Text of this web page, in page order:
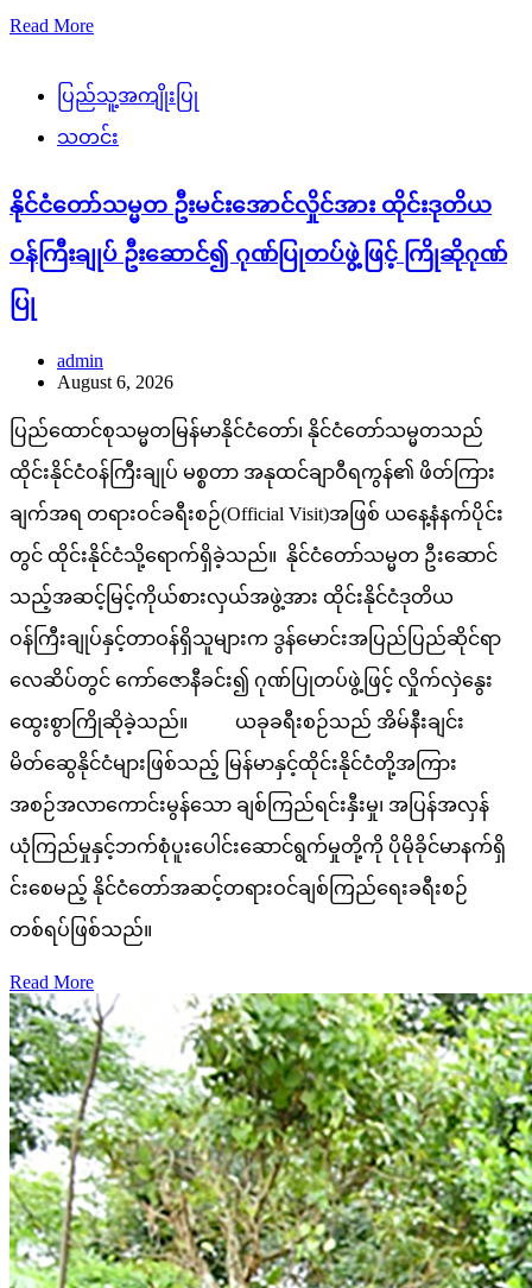
Read More
ပြည်သူ့အကျိုးပြု
သတင်း
နိုင်ငံတော်သမ္မတ ဦးမင်းအောင်လှိုင်အား ထိုင်းဒုတိယ
ဝန်ကြီးချုပ် ဦးဆောင်၍ ဂုဏ်ပြုတပ်ဖွဲ့ဖြင့် ကြိုဆိုဂုဏ်
ပြု
admin
August 6, 2026
ပြည်ထောင်စုသမ္မတမြန်မာနိုင်ငံတော်၊ နိုင်ငံတော်သမ္မတသည်
ထိုင်းနိုင်ငံဝန်ကြီးချုပ် မစ္စတာ အနုထင်ချာဝီရကွန်၏ ဖိတ်ကြား
ချက်အရ တရားဝင်ခရီးစဉ်(Official Visit)အဖြစ် ယနေ့နံနက်ပိုင်း
တွင် ထိုင်းနိုင်ငံသို့ရောက်ရှိခဲ့သည်။ နိုင်ငံတော်သမ္မတ ဦးဆောင်
သည့်အဆင့်မြင့်ကိုယ်စားလှယ်အဖွဲ့အား ထိုင်းနိုင်ငံဒုတိယ
ဝန်ကြီးချုပ်နှင့်တာဝန်ရှိသူများက ဒွန်မောင်းအပြည်ပြည်ဆိုင်ရာ
လေဆိပ်တွင် ကော်ဇောနီခင်း၍ ဂုဏ်ပြုတပ်ဖွဲ့ဖြင့် လှိုက်လှဲနွေး
ထွေးစွာကြိုဆိုခဲ့သည်။ ယခုခရီးစဉ်သည် အိမ်နီးချင်း
မိတ်ဆွေနိုင်ငံများဖြစ်သည့် မြန်မာနှင့်ထိုင်းနိုင်ငံတို့အကြား
အစဉ်အလာကောင်းမွန်သော ချစ်ကြည်ရင်းနှီးမှု၊ အပြန်အလှန်
ယုံကြည်မှုနှင့်ဘက်စုံပူးပေါင်းဆောင်ရွက်မှုတို့ကို ပိုမိုခိုင်မာနက်ရှိ
င်းစေမည့် နိုင်ငံတော်အဆင့်တရားဝင်ချစ်ကြည်ရေးခရီးစဉ်
တစ်ရပ်ဖြစ်သည်။
Read More